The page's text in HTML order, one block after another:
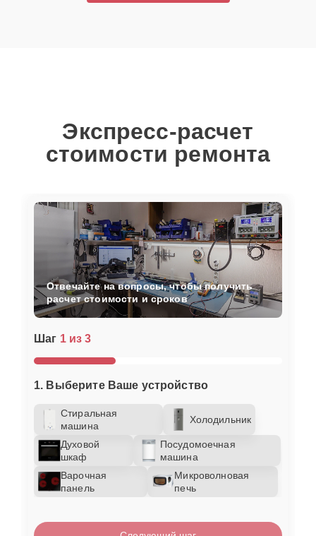
Экспресс-расчет
стоимости ремонта
Шаг 1 из 3
1. Выберите Ваше устройство
Стиральная
машина
Холодильник
Духовой
шкаф
Посудомоечная
машина
Варочная
панель
Микроволновая
печь
Отвечайте на вопросы, чтобы получить
расчет стоимости и сроков